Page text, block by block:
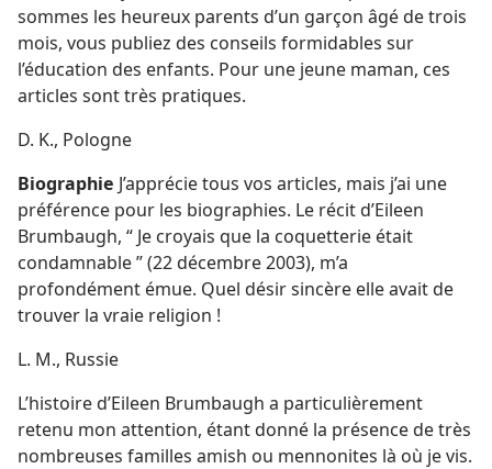
sommes les heureux parents d’un garçon âgé de trois
mois, vous publiez des conseils formidables sur
l’éducation des enfants. Pour une jeune maman, ces
articles sont très pratiques.
D. K., Pologne
Biographie J’apprécie tous vos articles, mais j’ai une
préférence pour les biographies. Le récit d’Eileen
Brumbaugh, “ Je croyais que la coquetterie était
condamnable ” (22 décembre 2003), m’a
profondément émue. Quel désir sincère elle avait de
trouver la vraie religion !
L. M., Russie
L’histoire d’Eileen Brumbaugh a particulièrement
retenu mon attention, étant donné la présence de très
nombreuses familles amish ou mennonites là où je vis.